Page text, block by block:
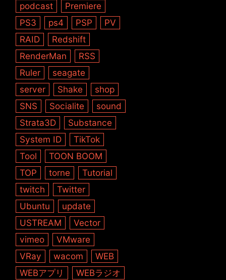
podcast
Premiere
PS3
ps4 PSP
PV
RAID
Redshift
RenderMan
RSS
Ruler
seagate
server
Shake
shop
SNS
Socialite
sound
Strata3D
Substance
System ID
TikTok
Tool
TOON BOOM
TOP
torne
Tutorial
twitch
Twitter
Ubuntu
update
USTREAM
Vector
vimeo
VMware
VRay
wacom
WEB
WEBアプリ
WEBラジオ